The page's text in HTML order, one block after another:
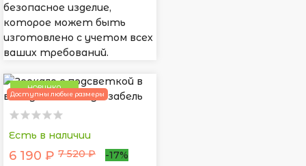
безопасное изделие,
которое может быть
изготовлено с учетом всех
ваших требований.
НОВИНКА
Доступны любые размеры
Есть в наличии
6 190 ₽ 7 520 ₽
-17%